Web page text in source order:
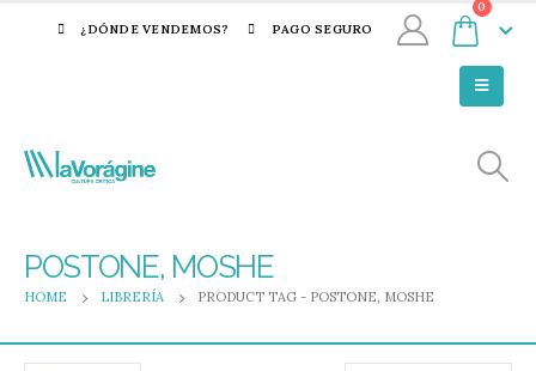
¿DÓNDE VENDEMOS? PAGO SEGURO
0
POSTONE, MOSHE
HOME LIBRERÍA PRODUCT TAG - POSTONE, MOSHE